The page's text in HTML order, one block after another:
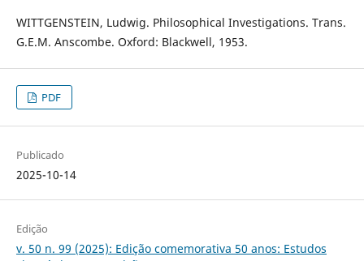
WITTGENSTEIN, Ludwig. Philosophical Investigations. Trans.
G.E.M. Anscombe. Oxford: Blackwell, 1953.
PDF
Publicado
2025-10-14
Edição
v. 50 n. 99 (2025): Edição comemorativa 50 anos: Estudos